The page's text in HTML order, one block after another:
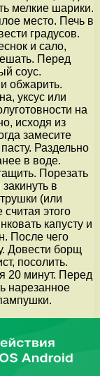
мелкие шарики.
место. Печь в
градусов.
и сало,
Перед
соус.
обжарить.
уксус или
на
исходя из
замесите
Раздельно
в воде.
Порезать
в
(или
этого
капусту и
После чего
Довести борщ
посолить.
20 минут. Перед
нарезанное